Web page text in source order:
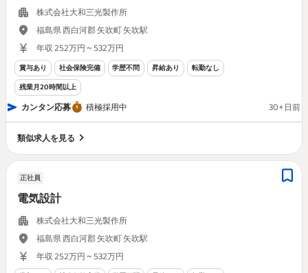
株式会社大和三光製作所
福島県 西白河郡 矢吹町 矢吹駅
年収 252万円 ~ 532万円
賞与あり 社会保険完備 学歴不問 昇給あり 転勤なし
残業月20時間以上
カンタン応募 積極採用中 30+日前
類似求人を見る
正社員
電気設計
株式会社大和三光製作所
福島県 西白河郡 矢吹町 矢吹駅
年収 252万円 ~ 532万円